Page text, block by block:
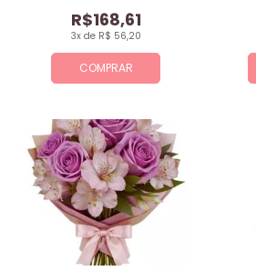
COMPRAR
3x de R$ 56,20
R$168,61